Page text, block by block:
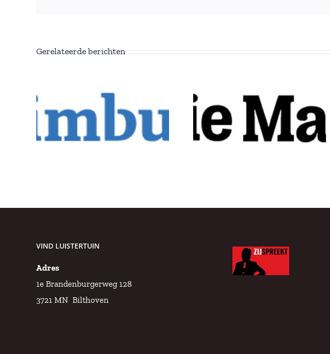
Gerelateerde berichten
Interview
Filosofie
Interview radio
NPO1 –
VIND LUISTERTUIN
Adres
1e Brandenburgerweg 128
3721 MN Bilthoven